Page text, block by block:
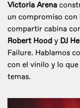
Victoria Arena
un compromiso con
compartir cabina
Robert Hood y DJ
Failure. Hablamos
con el vinilo y lo
temas.